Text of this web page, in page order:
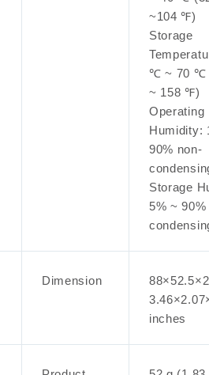
~104 ℉)
Storage
℃ ~ 70 ℃
~ 158 ℉)
Operating
Humidity:
90% non-
Storage
5% ~
Dimension
inches